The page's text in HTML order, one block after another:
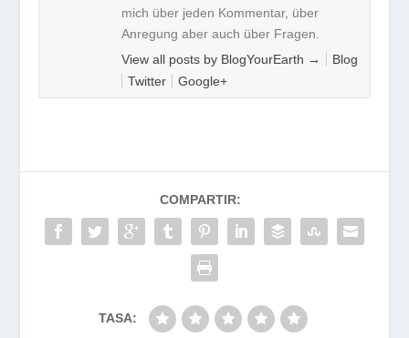
mich über jeden Kommentar, über
Anregung aber auch über Fragen.
View all posts by BlogYourEarth →
Blog
Twitter
Google+
COMPARTIR:
TASA: